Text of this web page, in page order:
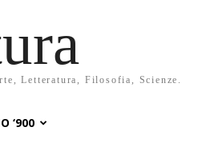
Letteratura, Filosofia, Scienze.
‘900